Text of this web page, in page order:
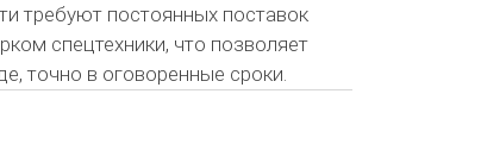
требуют постоянных поставок
спецтехники, что позволяет
точно в оговоренные сроки.